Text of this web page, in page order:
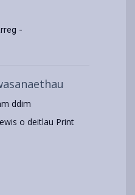
-
ddim
o deitlau Print